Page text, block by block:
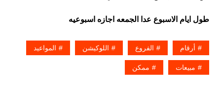
طول ايام الاسبوع عدا الجمعه اجازه اسبوعيه
أرقام الفروع اللوكيشن المواعيد
مبيعات ممكن